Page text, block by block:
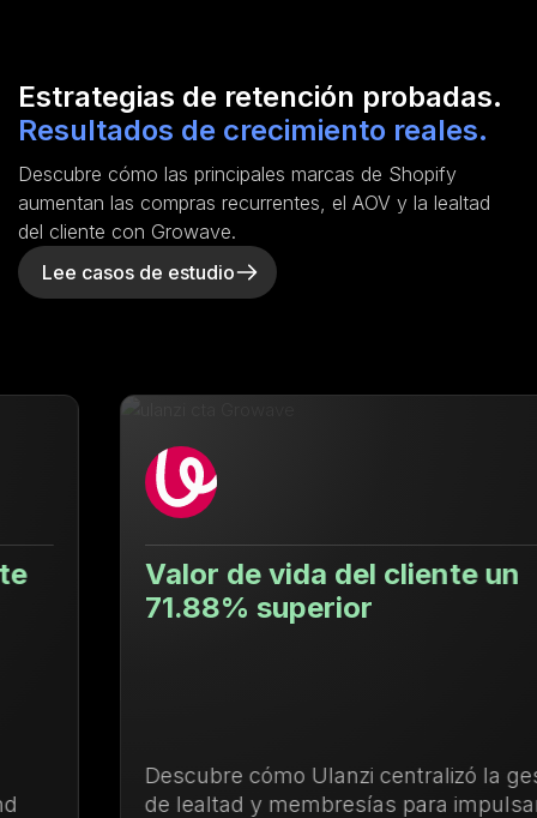
Estrategias de retención probadas.
Resultados de crecimiento reales.
Descubre cómo las principales marcas de Shopify
aumentan las compras recurrentes, el AOV y la lealtad
del cliente con Growave.
Lee casos de estudio
Valor de vida del cliente un
71.88% superior
Descubre cómo Ulanzi centralizó la gestión
de lealtad y membresías para impulsar las